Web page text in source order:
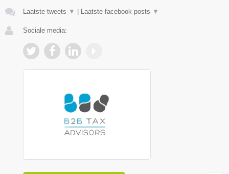
Laatste tweets ▼ Laatste facebook posts ▼
Sociale media: